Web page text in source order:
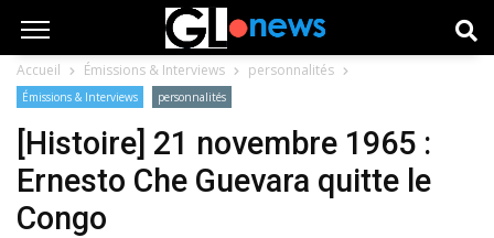
Accueil Émissions & Interviews personnalités
Émissions & Interviews personnalités
[Histoire] 21 novembre 1965 :
Ernesto Che Guevara quitte le
Congo